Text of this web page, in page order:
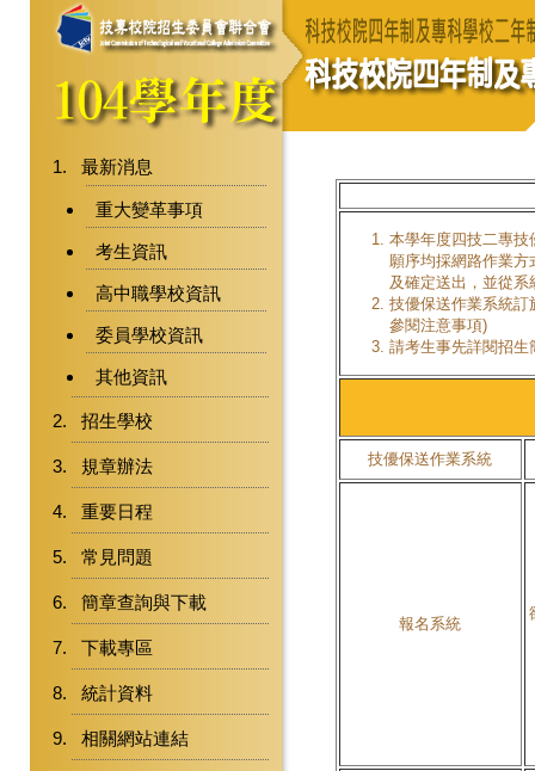
最新消息
重大變革事項
考生資訊
高中職學校資訊
委員學校資訊
其他資訊
招生學校
規章辦法
重要日程
常見問題
簡章查詢與下載
下載專區
統計資料
相關網站連結
本學年度四技二專技
願序均採網路作業方
及確定送出，並從
技優保送作業系統訂
參閱注意事項)
請考生事先詳閱招生
技優保送作業系統
報名系統